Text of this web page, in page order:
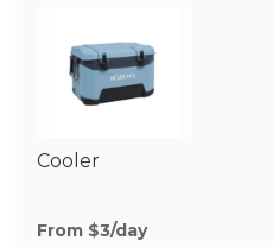
Cooler
From $3/day